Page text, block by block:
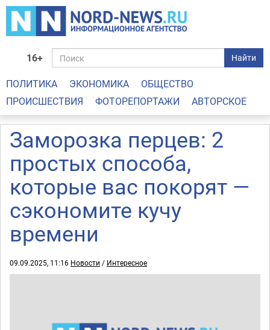
16+ Найти
ПОЛИТИКА ЭКОНОМИКА
ОБЩЕСТВО
ПРОИСШЕСТВИЯ
ФОТОРЕПОРТАЖИ АВТОРСКОЕ
Заморозка перцев: 2
простых способа,
которые вас покорят —
сэкономите кучу
времени
09.09.2025, 11:16 Новости / Интересное